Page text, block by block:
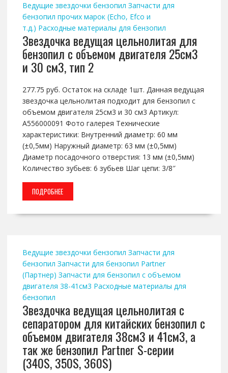
Ведущие звездочки бензопил Запчасти для
бензопил прочих марок (Echo, Efco и
т.д.) Расходные материалы для бензопил
Звездочка ведущая цельнолитая для
бензопил с объемом двигателя 25см3
и 30 см3, тип 2
277.75 руб. Остаток на складе 1шт. Данная ведущая
звездочка цельнолитая подходит для бензопил с
объемом двигателя 25см3 и 30 см3 Артикул:
A556000091 Фото галерея Технические
характеристики: Внутренний диаметр: 60 мм
(±0,5мм) Наружный диаметр: 63 мм (±0,5мм)
Диаметр посадочного отверстия: 13 мм (±0,5мм)
Количество зубьев: 6 зубьев Шаг цепи: 3/8″
ПОДРОБНЕЕ
Ведущие звездочки бензопил Запчасти для
бензопил Запчасти для бензопил Partner
(Партнер) Запчасти для бензопил с объемом
двигателя 38-41см3 Расходные материалы для
бензопил
Звездочка ведущая цельнолитая с
сепаратором для китайских бензопил с
объемом двигателя 38см3 и 41см3, а
так же бензопил Partner S-серии
(340S, 350S, 360S)